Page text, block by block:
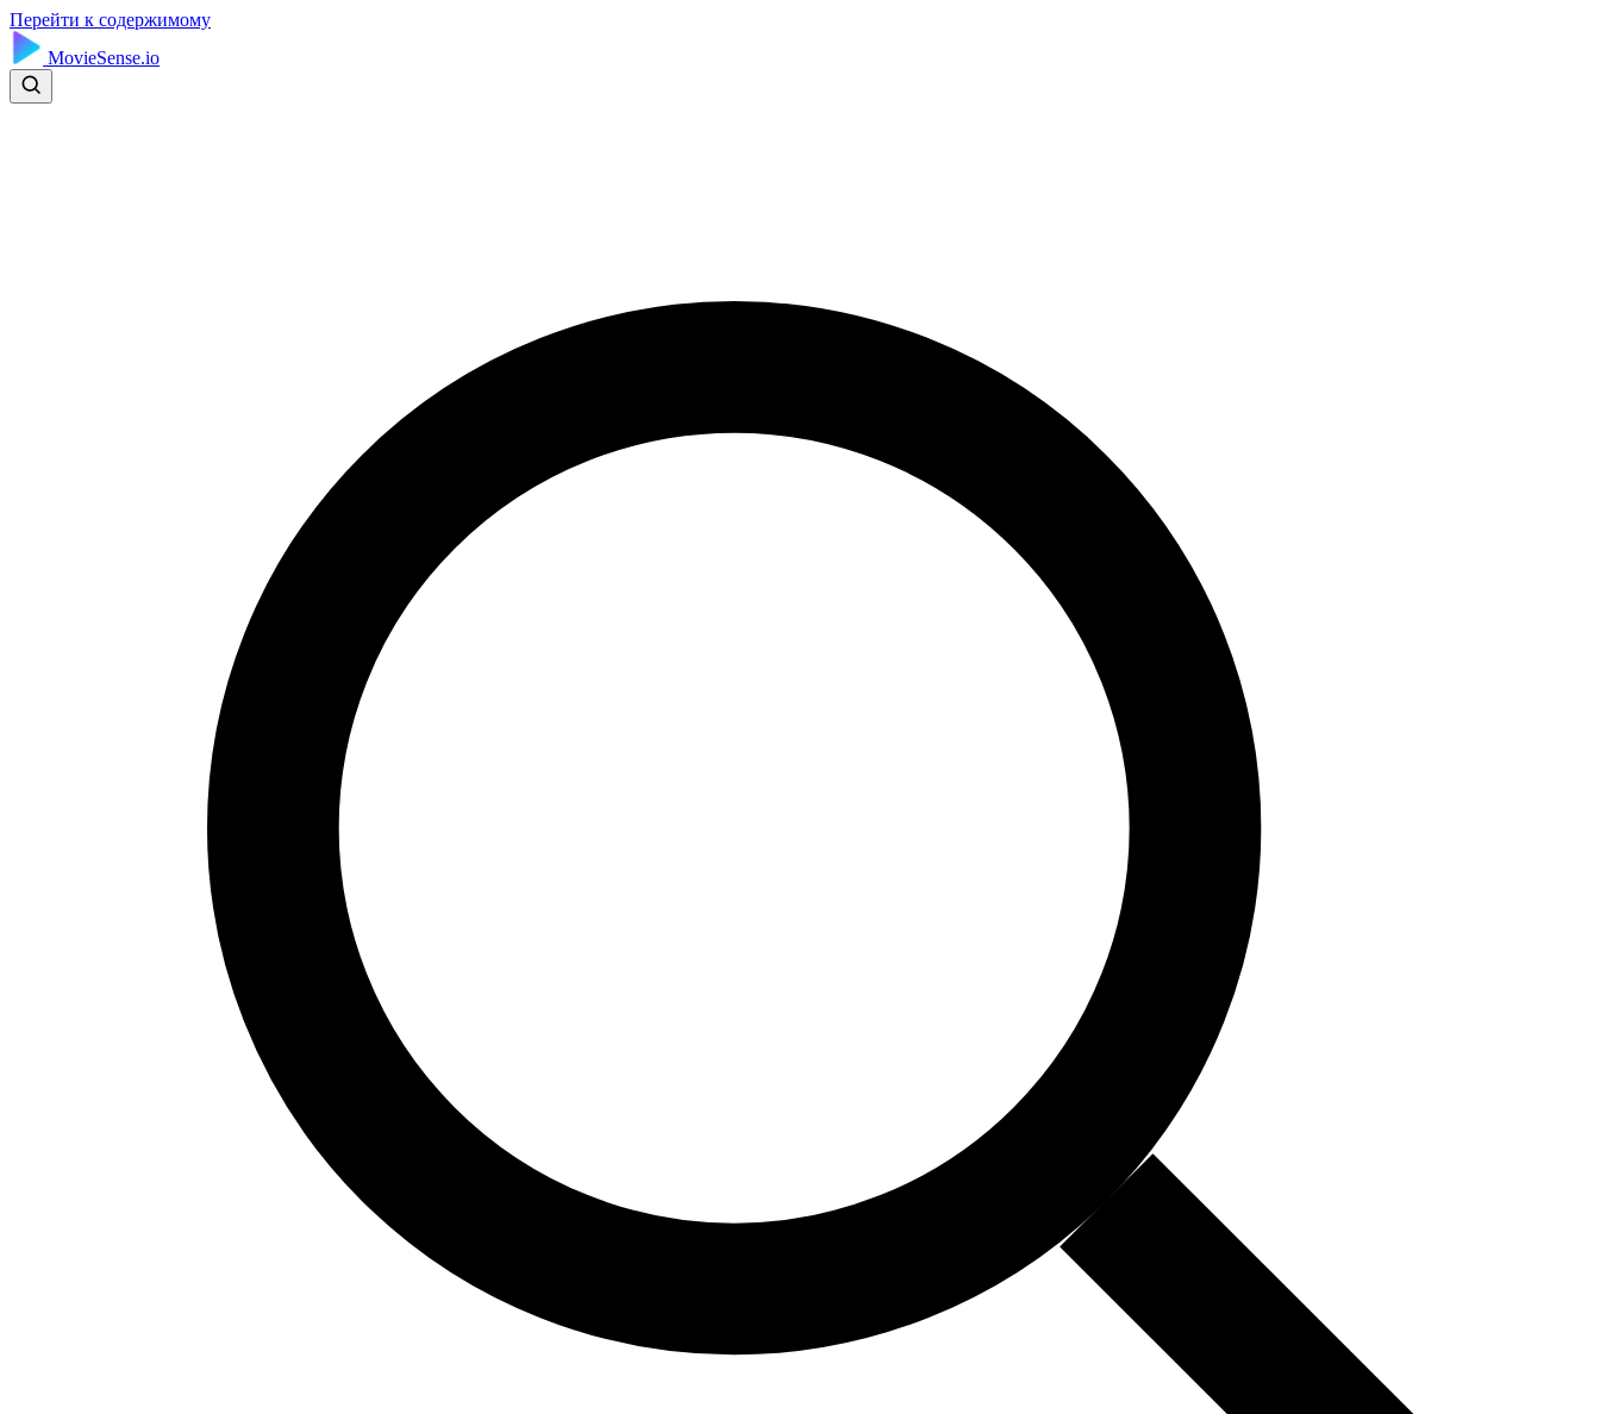
Перейти к содержимому
MovieSense.io